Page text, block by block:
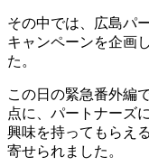
その中では、広島パ
キャンペーンを企画
た。
この日の緊急番外編
点に、パートナーズ
興味を持ってもらえ
寄せられました。